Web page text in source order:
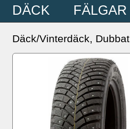
DÄCK FÄLGAR
Däck/Vinterdäck, Dubbat